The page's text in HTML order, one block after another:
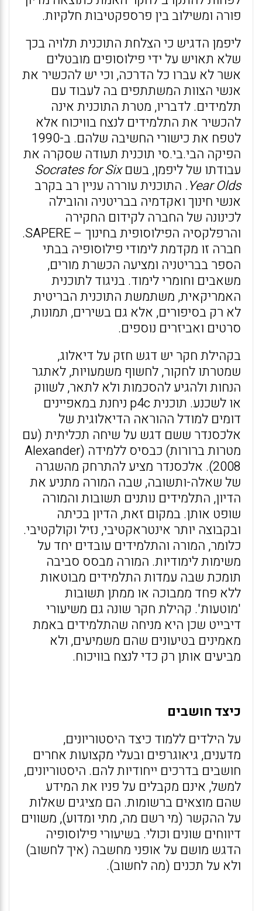
פורה ומשילוב בין פרספקטיבות חלקיות.
ליפמן הדגיש כי הצלחת התוכנית תלויה בכך
שלא תאויש על ידי פילוסופים מובטלים
אשר לא עברו כל הדרכה, וכי יש להכשיר את
אנשי הצוות המשתתפים בה לעבוד עם
תלמידים. לדבריו, מטרת התוכנית אינה
להכשיר את התלמידים לנצח בוויכוח אלא
לטפח את כישורי החשיבה שלהם. ב-1990
הפיקה הבי.בי.סי תוכנית תעודה שסקרה את
עבודתו של ליפמן, בשםSocrates for Six
Year Olds
. התוכנית עוררה עניין רב בקרב
אנשי חינוך ואקדמיה בבריטניה והובילה
לכינונה של החברה לקידום החקירה
והרפלקסיה הפילוסופית בחינוך – SAPERE.
חברה זו מקדמת לימודי פילוסופיה בבתי
הספר בבריטניה ומציעה הכשרת מורים,
משאבים וחומרי לימוד. בניגוד לתוכנית
האמריקאית, משתמשת התוכנית הבריטית
לא רק בסיפורים, אלא גם בשירים, תמונות,
סרטים ואביזרים נוספים.
בקהילת חקר יש דגש חזק על דיאלוג,
שמטרתו לחקור, לחשוף משמעויות, לאתגר
הנחות ולהגיע להסכמות ולא לתאר, לשווק
או לשכנע. תוכנית p4c ניחנת במאפיינים
דומים למודל ההוראה הדיאלוגית של
אלכסנדר ששם דגש על שיחה תכליתית (עם
מטרות ברורות) כבסיס ללמידה (Alexander
2008). אלכסנדר מציע להתרחק מהשגרה
של שאלה-ותשובה, שבה המורה מתניע את
הדיון, התלמידים נותנים תשובות והמורה
שופט אותן. במקום זאת, הדיון בכיתה
ובקבוצה יותר אינטראקטיבי, נזיל וקולקטיבי.
כלומר, המורה והתלמידים עובדים יחד על
משימות לימודיות. המורה מבסס סביבה
תומכת שבה עמדות התלמידים מבוטאות
ללא פחד ממבוכה או ממתן תשובות
'מוטעות'. קהילת חקר שונה גם משיעורי
דיבייט שכן היא מניחה שהתלמידים באמת
מאמינים בטיעונים שהם משמיעים, ולא
מביעים אותן רק כדי לנצח בוויכוח.
כיצד חושבים
על הילדים ללמוד כיצד היסטוריונים,
מדענים, גיאוגרפים ובעלי מקצועות אחרים
חושבים בדרכים ייחודיות להם. היסטוריונים,
למשל, אינם מקבלים על פניו את המידע
שהם מוצאים ברשומות. הם מציגים שאלות
על ההקשר (מי רשם מה, מתי ומדוע), משווים
דיווחים שונים וכולי. בשיעורי פילוסופיה
הדגש מושם על אופני מחשבה (איך לחשוב)
ולא על תכנים (מה לחשוב).